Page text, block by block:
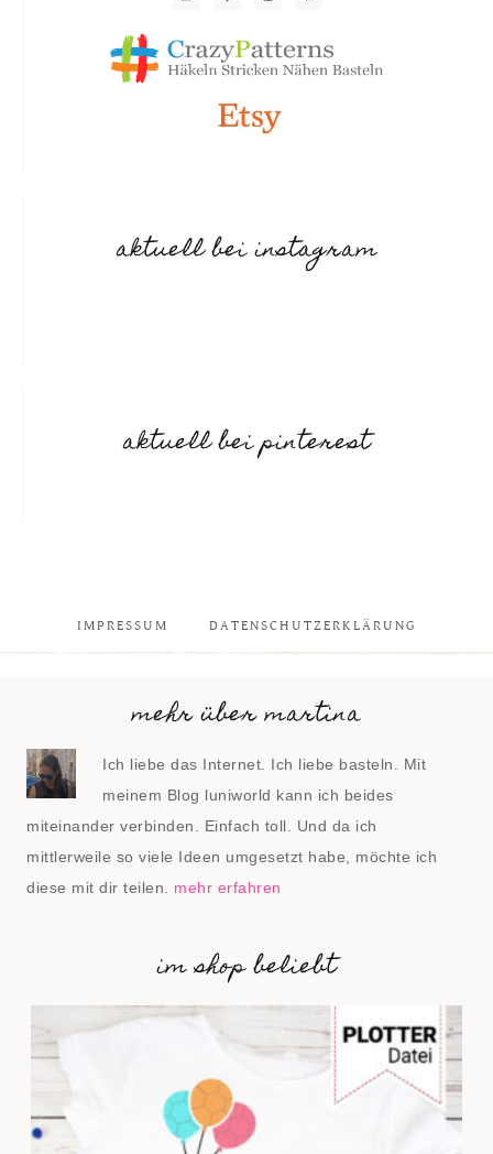
aktuell bei instagram
aktuell bei pinterest
IMPRESSUM DATENSCHUTZERKLÄRUNG
mehr über martina
Ich liebe das Internet. Ich liebe basteln. Mit
meinem Blog luniworld kann ich beides
miteinander verbinden. Einfach toll. Und da ich
mittlerweile so viele Ideen umgesetzt habe, möchte ich
diese mit dir teilen. mehr erfahren
im shop beliebt